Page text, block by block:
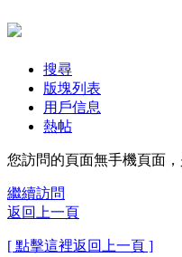
搜尋
版塊列表
用戶信息
熱帖
您訪問的頁面無手機頁面
繼續訪問
返回上一頁
[ 點擊這裡返回上一頁 ]